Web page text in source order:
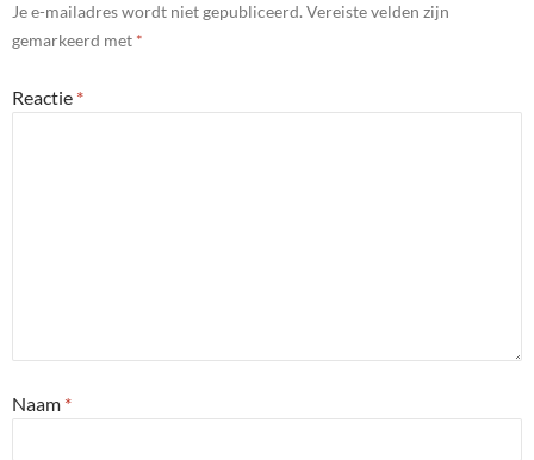
Je e-mailadres wordt niet gepubliceerd. Vereiste velden zijn
gemarkeerd met *
Reactie *
Naam *